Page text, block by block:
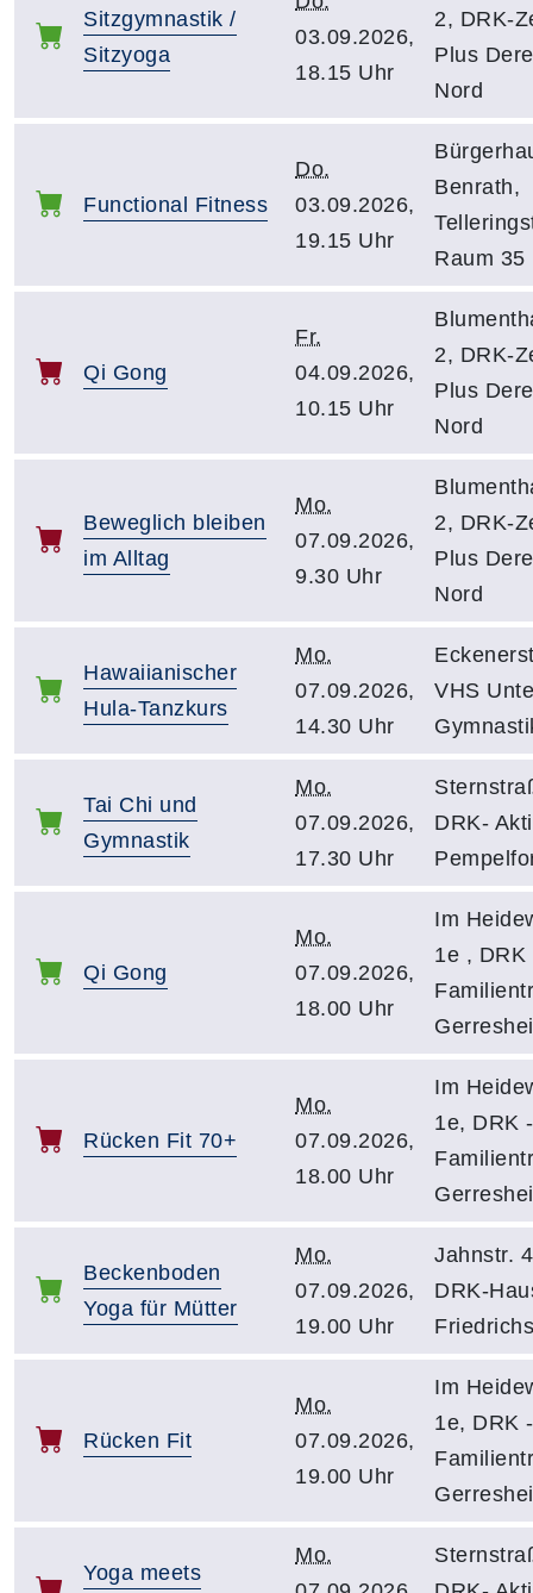
Sitzgymnastik /
Sitzyoga
03.09.2026,
18.15 Uhr
2, DRK-
Plus
Nord
Functional Fitness
Do.
03.09.2026,
19.15 Uhr
Benrath,
Raum 35
Qi Gong
Fr.
04.09.2026,
10.15 Uhr
2, DRK-
Plus
Nord
Beweglich bleiben
im Alltag
Mo.
07.09.2026,
9.30 Uhr
2, DRK-
Plus
Nord
Hawaiianischer
Hula-Tanzkurs
Mo.
07.09.2026,
14.30 Uhr
VHS
Tai Chi und
Gymnastik
Mo.
07.09.2026,
17.30 Uhr
DRK-
Qi Gong
Mo.
07.09.2026,
18.00 Uhr
Im
1e , DRK
Rücken Fit 70+
Mo.
07.09.2026,
18.00 Uhr
Im
1e, DRK -
Beckenboden
Yoga für Mütter
Mo.
07.09.2026,
19.00 Uhr
Jahnstr.
DRK-
Rücken Fit
Mo.
07.09.2026,
19.00 Uhr
Im
1e, DRK -
Yoga meets
Mo.